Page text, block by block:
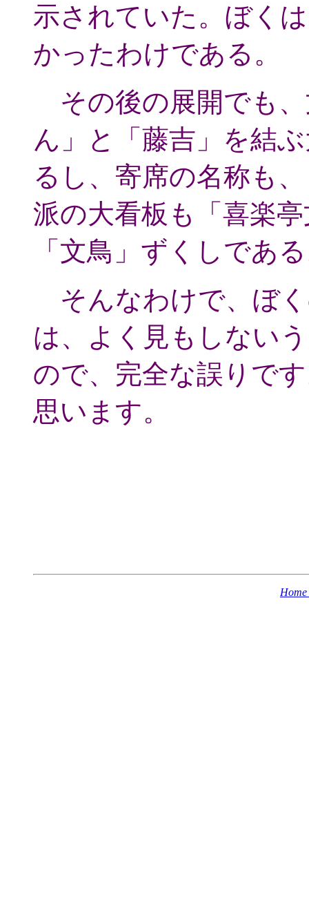
示されていた。ぼく
かったわけである。
その後の展開でも
ん」と「藤吉」を結
るし、寄席の名称も
派の大看板も「喜楽
「文鳥」ずくしであ
そんなわけで、ぼ
は、よく見もしない
ので、完全な誤りで
思います。
Home